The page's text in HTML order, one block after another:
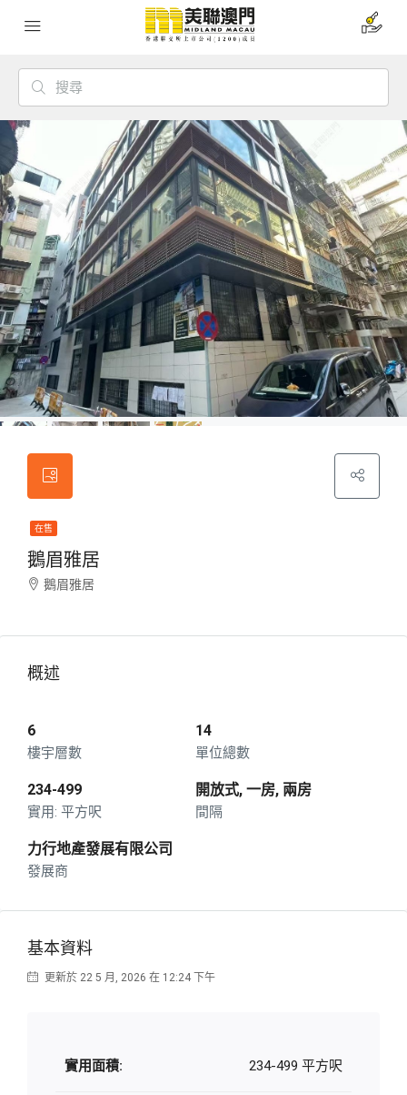
在售
鵝眉雅居
鵝眉雅居
概述
6
樓宇層數
14
單位總數
234-499
平方呎
開放式, 一房, 兩房
間隔
力行地產發展有限公司
發展商
基本資料
更新於 22 5 月, 2026 在 12:24 下午
實用面積: 234-499 平方呎